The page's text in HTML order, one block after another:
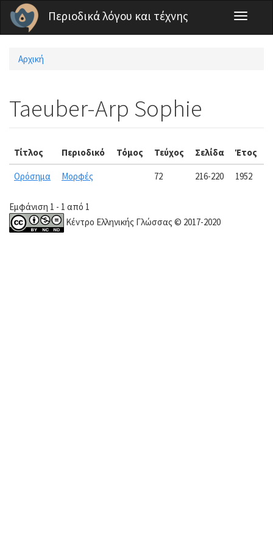
Παράκαμψη προς το κυρίως περιεχόμενο
Περιοδικά λόγου και τέχνης
Toggle
Είστε εδώ
Αρχική
Taeuber-Arp Sophie
Τίτλος Περιοδικό Τόμος Τεύχος Σελίδα Έτος
Ορόσημα Μορφές 72 216-220 1952
Εμφάνιση 1 - 1 από 1
Κέντρο Ελληνικής Γλώσσας © 2017-2020